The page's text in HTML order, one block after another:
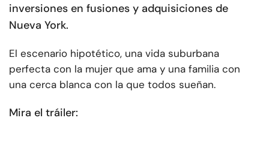
inversiones en fusiones y adquisiciones de
Nueva York.
El escenario hipotético, una vida suburbana
perfecta con la mujer que ama y una familia con
una cerca blanca con la que todos sueñan.
Mira el tráiler: